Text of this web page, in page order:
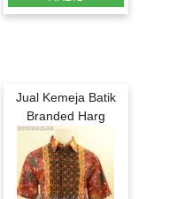
Jual Kemeja Batik
Branded Harg